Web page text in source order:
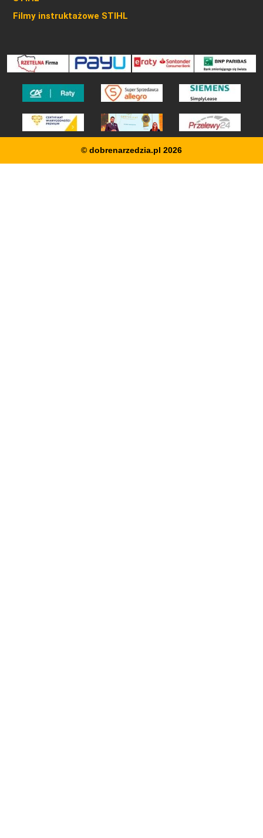
Filmy instruktażowe STIHL
© dobrenarzedzia.pl 2026